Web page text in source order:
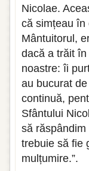
Nicolae.
că simțeau în
Mântuitorul,
dacă a trăit
noastre: îi
au bucurat
continuă,
Sfântului
să
trebuie să fie
mulțumire.”.